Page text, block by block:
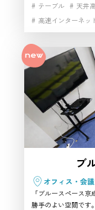
代的な空気感を活か
り、ビジネスシーン
めしやすい一件です
テーブル
天井
高速インターネッ
ブ
オフィス・会
「ブルースペース
勝手のよい空間です